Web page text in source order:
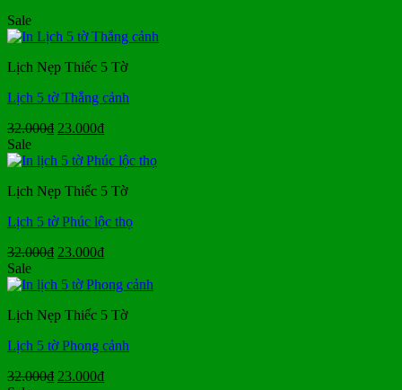
Sale
Lịch Nẹp Thiếc 5 Tờ
Lịch 5 tờ Thắng cảnh
32.000₫ Giá
là:
23.000₫Giá
tại
23.000₫.
Sale
Lịch Nẹp Thiếc 5 Tờ
Lịch 5 tờ Phúc lộc thọ
32.000₫ Giá
là:
23.000₫Giá
tại
23.000₫.
Sale
Lịch Nẹp Thiếc 5 Tờ
Lịch 5 tờ Phong cảnh
32.000₫ Giá
23.000₫Giá